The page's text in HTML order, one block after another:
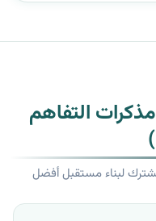
التفاهم
لبناء مستقبل أفضل